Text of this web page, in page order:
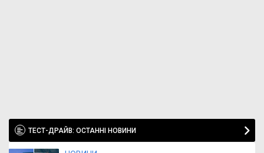
ТЕСТ-ДРАЙВ: ОСТАННІ НОВИНИ